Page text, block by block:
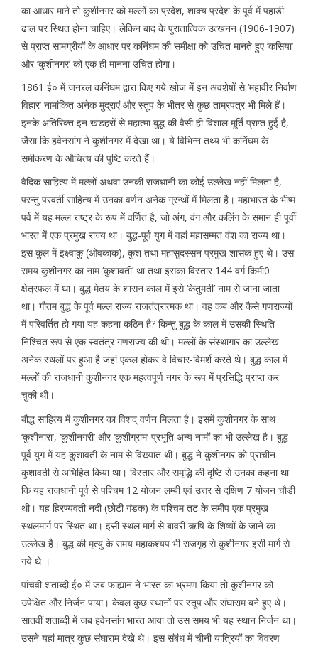
का आधार माने तो कुशीनगर को मल्लों का प्रदेश, शाक्य प्रदेश के पूर्व में पहाडी
ढाल पर स्थित होना चाहिए। लेकिन बाद के पुरातात्विक उत्खनन (1906-1907)
से प्राप्त सामग्रीयों के आधार पर कनिंघम की समीक्षा को उचित मानते हुए ‘कसिया’
और ‘कुशीनगर’ को एक ही मानना उचित होगा।
1861 ई० में जनरल कनिंघम द्वारा किए गये खोज में इन अवशेषों से ‘महावीर निर्वाण
विहार’ नामांकित अनेक मुद्राएं और स्तूप के भीतर से कुछ ताम्रपत्र भी मिले हैं।
इनके अतिरिक्त इन खंडहरों से महात्मा बुद्ध की वैसी ही विशाल मूर्ति प्राप्त हुई है,
जैसा कि हवेनसांग ने कुशीनगर में देखा था। ये विभिन्न तथ्य भी कनिंघम के
समीकरण के औचित्य की पुष्टि करते हैं।
वैदिक साहित्य में मल्लों अथवा उनकी राजधानी का कोई उल्लेख नहीं मिलता है,
परन्तु परवर्ती साहित्य में उनका वर्णन अनेक ग्रन्थों में मिलता है। महाभारत के भीष्म
पर्व में यह मल्ल राष्ट्र के रूप में वर्णित है, जो अंग, वंग और कलिंग के समान ही पूर्वी
भारत में एक प्रमुख राज्य था। बुद्ध-पूर्व युग में वहां महासम्मत वंश का राज्य था।
इस कुल में इक्ष्वांकु (ओवकाक), कुश तथा महासुदस्सन प्रमुख शासक हुए थे। उस
समय कुशीनगर का नाम ‘कुशावती’ था तथा इसका विस्तार 144 वर्ग किमी0
क्षेत्रफल में था। बुद्ध मेतय के शासन काल में इसे ‘केतुमती’ नाम से जाना जाता
था। गौतम बुद्ध के पूर्व मल्ल राज्य राजतंत्रात्मक था। वह कब और कैसे गणराज्यों
में परिवर्तित हो गया यह कहना कठिन है? किन्तु बुद्ध के काल में उसकी स्थिति
निश्चित रूप से एक स्वतंत्र गणराज्य की थी। मल्लों के संस्थागार का उल्लेख
अनेक स्थलों पर हुआ है जहां एकल होकर वे विचार-विमर्श करते थे। बुद्ध काल में
मल्लों की राजधानी कुशीनगर एक महत्वपूर्ण नगर के रूप में प्रसिद्धि प्राप्त कर
चुकी थी।
बौद्ध साहित्य में कुशीनगर का विशद् वर्णन मिलता है। इसमें कुशीनगर के साथ
‘कुशीनारा’, ‘कुशीनगरी’ और ‘कुशीग्राम’ प्रभूति अन्य नामों का भी उल्लेख है। बुद्ध
पूर्व युग में यह कुशावती के नाम से विख्यात थी। बुद्ध ने कुशीनगर को प्राचीन
कुशावती से अभिहित किया था। विस्तार और समृद्धि की दृष्टि से उनका कहना था
कि यह राजधानी पूर्व से पश्चिम 12 योजन लम्बी एवं उत्तर से दक्षिण 7 योजन चौड़ी
थी। यह हिरण्यवती नदी (छोटी गंडक) के पश्चिम तट के समीप एक प्रमुख
स्थलमार्ग पर स्थित था। इसी स्थल मार्ग से बावरी ऋषि के शिष्यों के जाने का
उल्लेख है। बुद्ध की मृत्यु के समय महाकश्यप भी राजगृह से कुशीनगर इसी मार्ग से
गये थे ।
पांचवी शताब्दी ई० में जब फाह्यान ने भारत का भ्रमण किया तो कुशीनगर को
उपेक्षित और निर्जन पाया। केवल कुछ स्थानों पर स्तूप और संघाराम बने हुए थे।
सातवीं शताब्दी में जब हवेनसांग भारत आया तो उस समय भी यह स्थान निर्जन था।
उसने यहां मात्र कुछ संघाराम देखे थे। इस संबंध में चीनी यात्रियों का विवरण